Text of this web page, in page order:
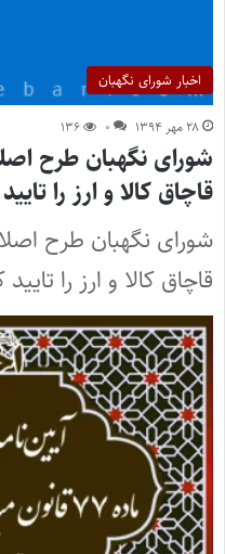
اخبار شورای نگهبان
۲۸ مهر ۱۳۹۴ ۰ ۱۳۶
شورای نگهبان طرح
قاچاق کالا و ارز را
شورای نگهبان طرح
قاچاق کالا و ارز را